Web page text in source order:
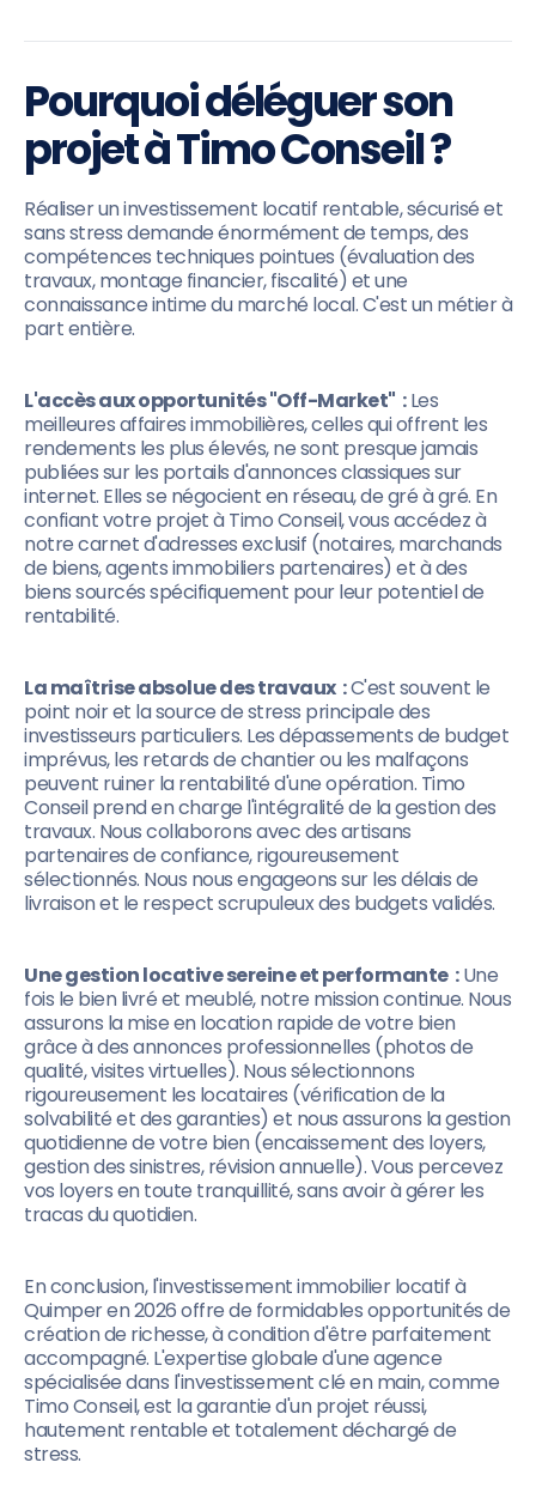
Pourquoi déléguer son
projet à Timo Conseil ?
Réaliser un investissement locatif rentable, sécurisé et
sans stress demande énormément de temps, des
compétences techniques pointues (évaluation des
travaux, montage financier, fiscalité) et une
connaissance intime du marché local. C'est un métier à
part entière.
L'accès aux opportunités "Off-Market" :Les
meilleures affaires immobilières, celles qui offrent les
rendements les plus élevés, ne sont presque jamais
publiées sur les portails d'annonces classiques sur
internet. Elles se négocient en réseau, de gré à gré. En
confiant votre projet à Timo Conseil, vous accédez à
notre carnet d'adresses exclusif (notaires, marchands
de biens, agents immobiliers partenaires) et à des
biens sourcés spécifiquement pour leur potentiel de
rentabilité.
La maîtrise absolue des travaux :C'est souvent le
point noir et la source de stress principale des
investisseurs particuliers. Les dépassements de budget
imprévus, les retards de chantier ou les malfaçons
peuvent ruiner la rentabilité d'une opération. Timo
Conseil prend en charge l'intégralité de la gestion des
travaux. Nous collaborons avec des artisans
partenaires de confiance, rigoureusement
sélectionnés. Nous nous engageons sur les délais de
livraison et le respect scrupuleux des budgets validés.
Une gestion locative sereine et performante :Une
fois le bien livré et meublé, notre mission continue. Nous
assurons la mise en location rapide de votre bien
grâce à des annonces professionnelles (photos de
qualité, visites virtuelles). Nous sélectionnons
rigoureusement les locataires (vérification de la
solvabilité et des garanties) et nous assurons la gestion
quotidienne de votre bien (encaissement des loyers,
gestion des sinistres, révision annuelle). Vous percevez
vos loyers en toute tranquillité, sans avoir à gérer les
tracas du quotidien.
En conclusion, l'investissement immobilier locatif à
Quimper en 2026 offre de formidables opportunités de
création de richesse, à condition d'être parfaitement
accompagné. L'expertise globale d'une agence
spécialisée dans l'investissement clé en main, comme
Timo Conseil, est la garantie d'un projet réussi,
hautement rentable et totalement déchargé de
stress.